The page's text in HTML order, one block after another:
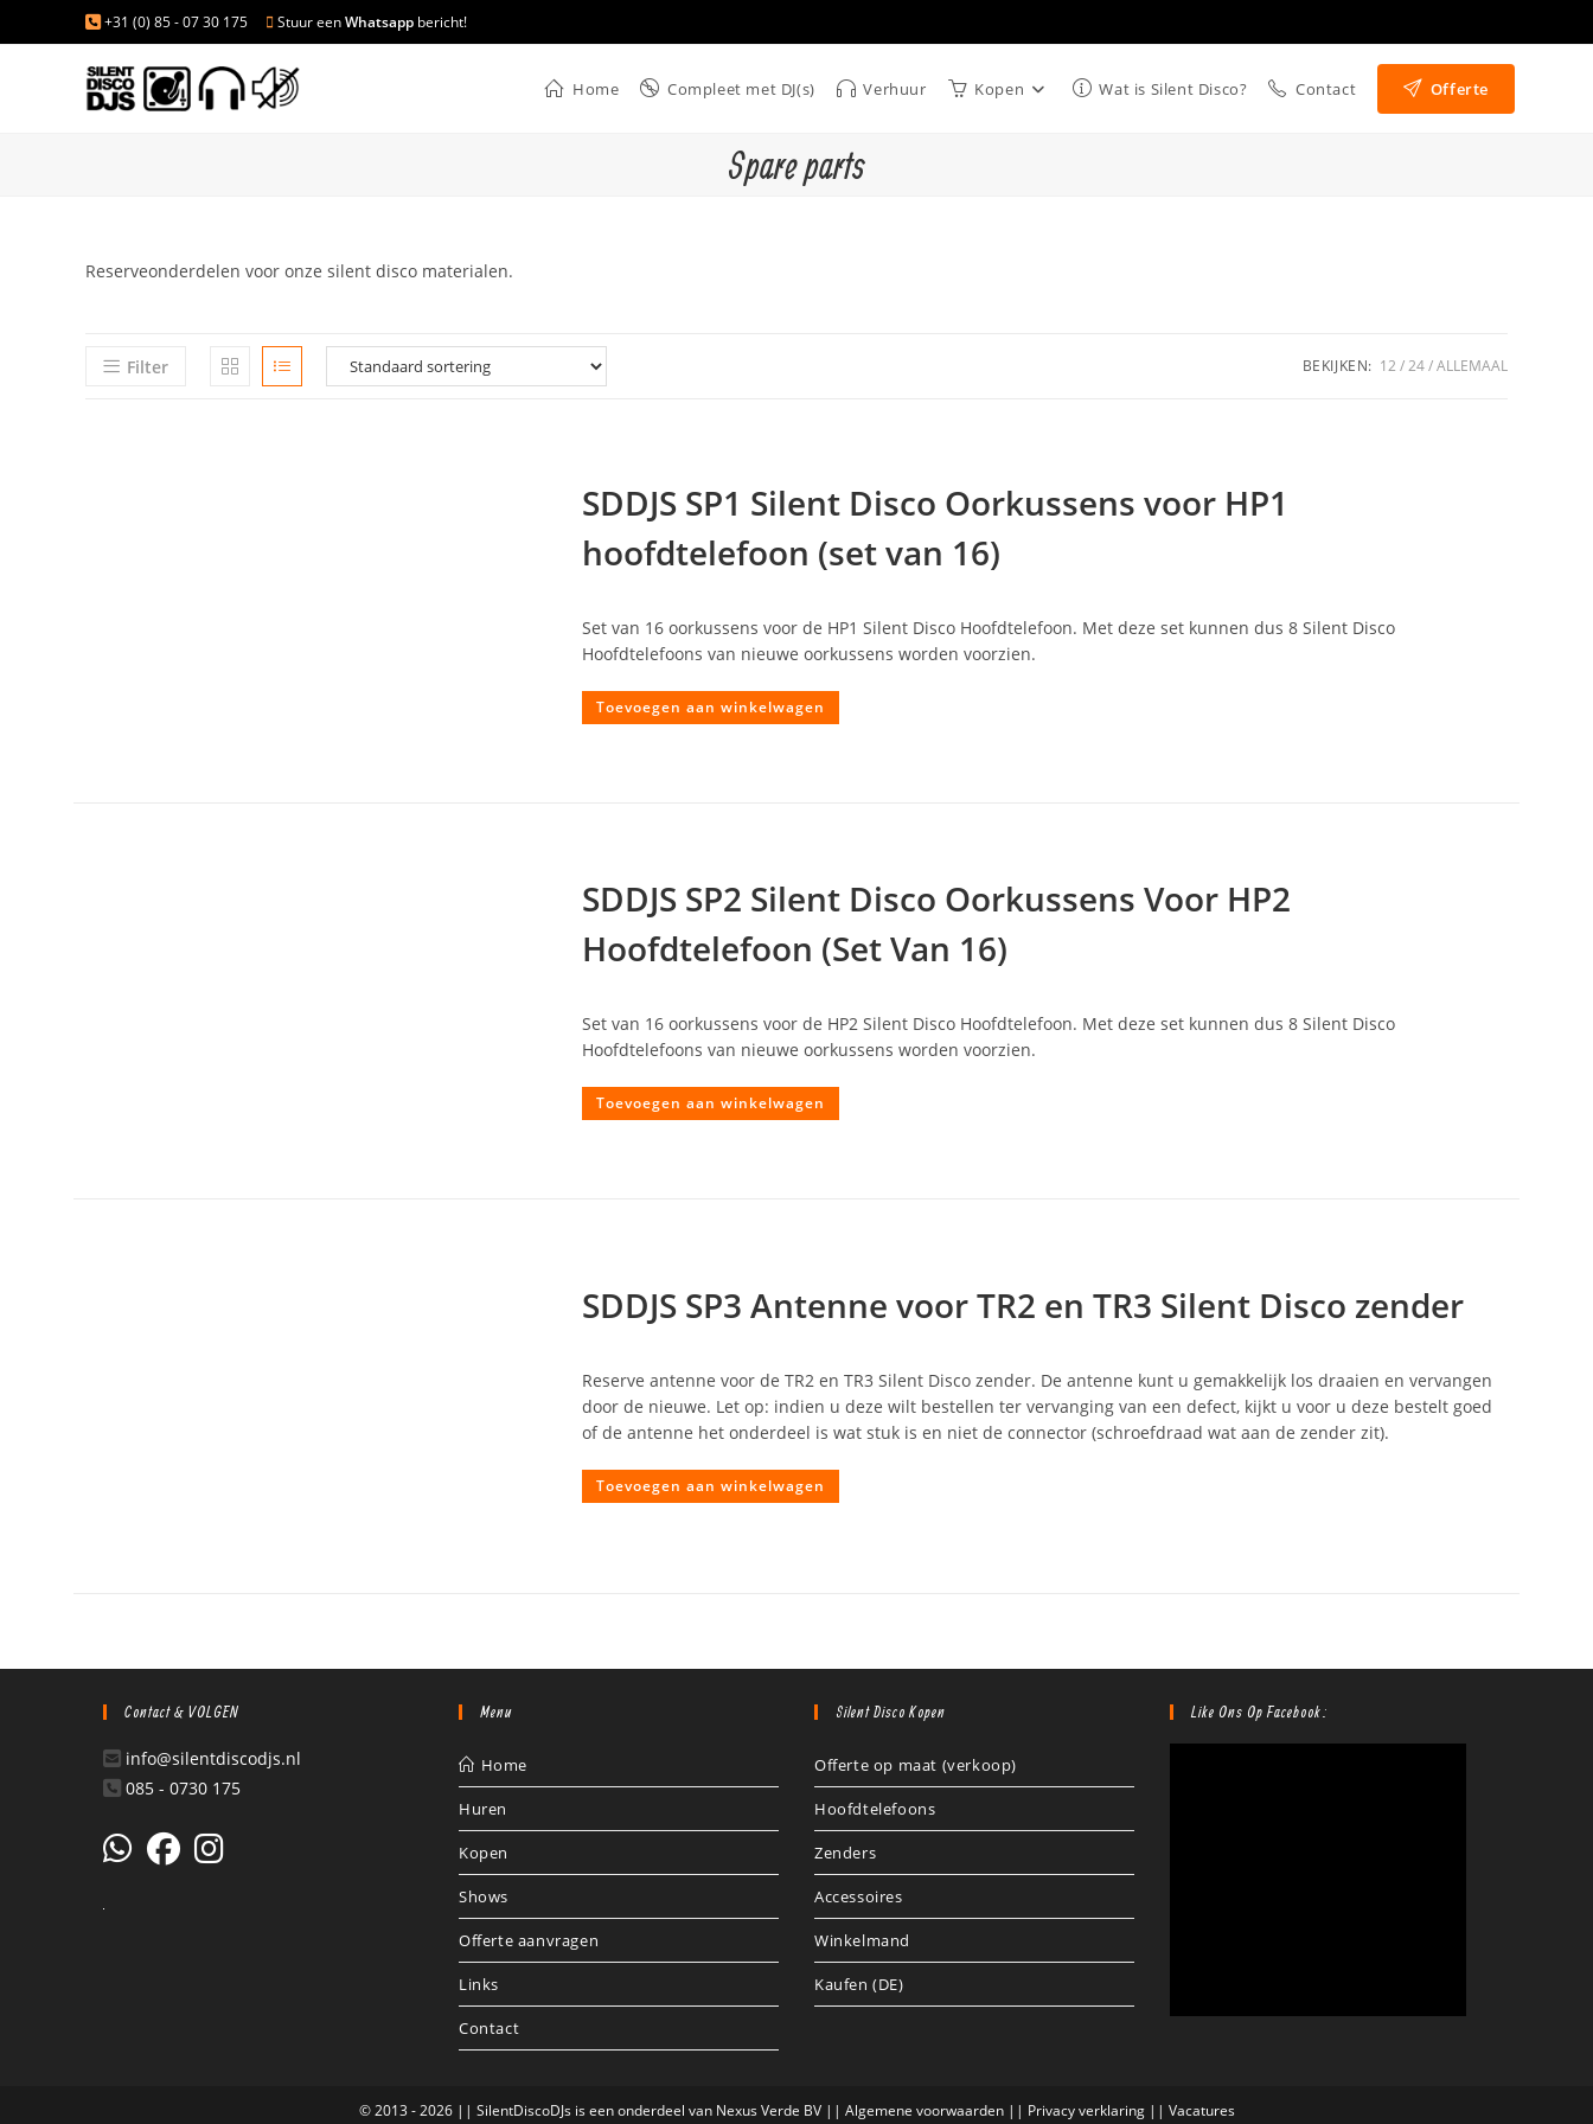
+31 (0) 85 - 07 30 175 Stuur eenWhatsapp bericht!
Home Compleet met DJ(s) Verhuur Kopen Wat is Silent Disco? Contact Offerte
Spare parts
Reserveonderdelen voor onze silent disco materialen.
Filter BEKIJKEN: 12 24 ALLEMAAL
SDDJS SP1 Silent Disco Oorkussens voor HP1
hoofdtelefoon (set van 16)
Set van 16 oorkussens voor de HP1 Silent Disco Hoofdtelefoon. Met deze set kunnen dus 8 Silent Disco
Hoofdtelefoons van nieuwe oorkussens worden voorzien.
Toevoegen aan winkelwagen
SDDJS SP2 Silent Disco Oorkussens Voor HP2
Hoofdtelefoon (Set Van 16)
Set van 16 oorkussens voor de HP2 Silent Disco Hoofdtelefoon. Met deze set kunnen dus 8 Silent Disco
Hoofdtelefoons van nieuwe oorkussens worden voorzien.
Toevoegen aan winkelwagen
SDDJS SP3 Antenne voor TR2 en TR3 Silent Disco zender
Reserve antenne voor de TR2 en TR3 Silent Disco zender. De antenne kunt u gemakkelijk los draaien en vervangen
door de nieuwe. Let op: indien u deze wilt bestellen ter vervanging van een defect, kijkt u voor u deze bestelt goed
of de antenne het onderdeel is wat stuk is en niet de connector (schroefdraad wat aan de zender zit).
Toevoegen aan winkelwagen
Contact & VOLGEN
info@silentdiscodjs.nl
085 - 0730 175
Menu
Home
Huren
Kopen
Shows
Offerte aanvragen
Links
Contact
Silent Disco Kopen
Offerte op maat (verkoop)
Hoofdtelefoons
Zenders
Accessoires
Winkelmand
Kaufen (DE)
Like Ons Op Facebook:
© 2013 - 2026 || SilentDiscoDJs is een onderdeel van Nexus Verde BV || Algemene voorwaarden|| Privacy verklaring|| Vacatures